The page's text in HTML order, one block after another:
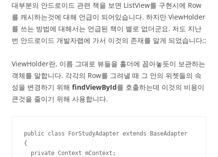
대부분의 안드로이드 관련 책을 보면 ListView를 구현시에 Row
를 캐시하는것에 대해 언급이 되어있습니다. 하지만 ViewHolder
를 쓰는 방법에 대해서는 언급된 책이 별로 없더군요. 저도 지난
번 안드로이드 개발자랩에 가서 이것의 존재를 알게 되었습니다;;
ViewHolder란, 이름 그대로 뷰들을 홀더에 꼽아놓듯이 보관하는
객체를 말합니다. 각각의 Row를 그려낼 때 그 안의 위젯들의 속
성을 변경하기 위해 findViewById를 호출하는데 이것의 비용이
큰것을 줄이기 위해 사용합니다.
public class ForStudyAdapter extends BaseAdapter
{
  private Context mContext;